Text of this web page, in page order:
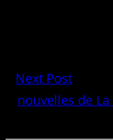
Next Post
nouvelles de